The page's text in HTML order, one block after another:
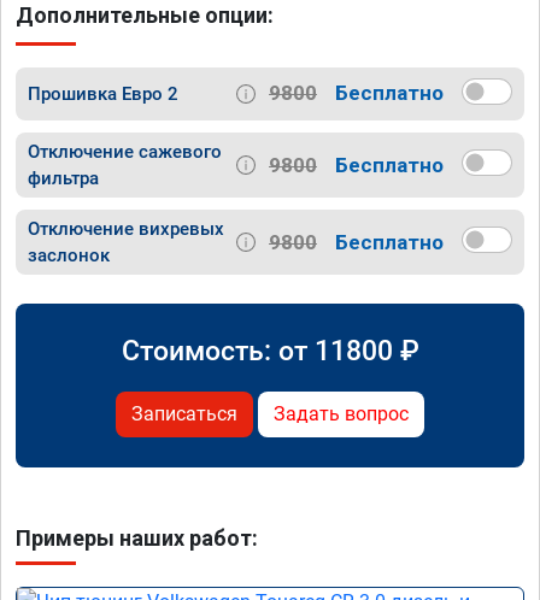
Дополнительные опции:
Прошивка Евро 2 9800 Бесплатно
Отключение сажевого
фильтра
9800 Бесплатно
Отключение вихревых
заслонок
9800 Бесплатно
Стоимость: от 11800 ₽
Записаться Задать вопрос
Примеры наших работ: